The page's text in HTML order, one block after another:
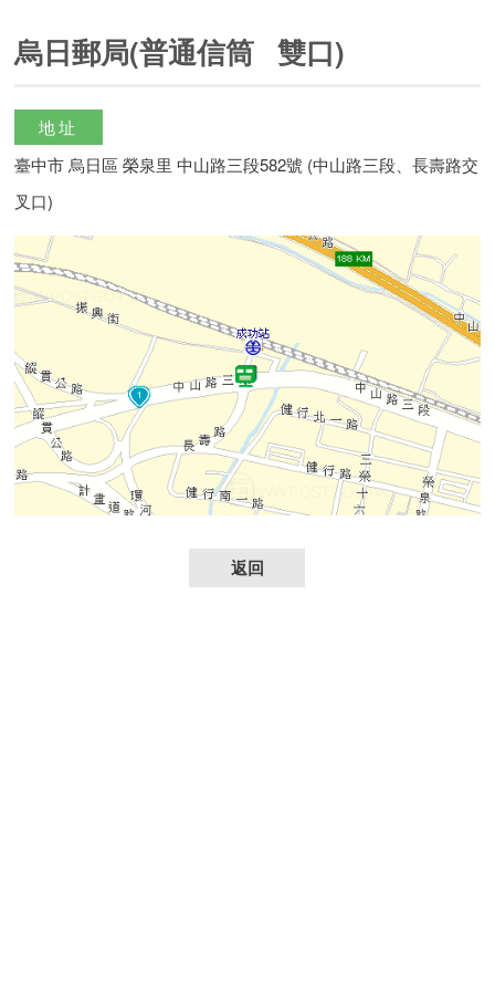
烏日郵局(普通信筒 雙口)
地址
臺中市 烏日區 榮泉里 中山路三段582號 (中山路三段、長壽路交
叉口)